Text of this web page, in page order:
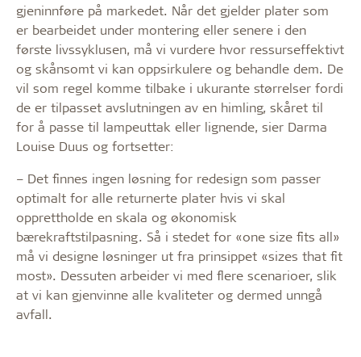
gjeninnføre på markedet. Når det gjelder plater som
er bearbeidet under montering eller senere i den
første livssyklusen, må vi vurdere hvor ressurseffektivt
og skånsomt vi kan oppsirkulere og behandle dem. De
vil som regel komme tilbake i ukurante størrelser fordi
de er tilpasset avslutningen av en himling, skåret til
for å passe til lampeuttak eller lignende, sier Darma
Louise Duus og fortsetter:
– Det finnes ingen løsning for redesign som passer
optimalt for alle returnerte plater hvis vi skal
opprettholde en skala og økonomisk
bærekraftstilpasning. Så i stedet for «one size fits all»
må vi designe løsninger ut fra prinsippet «sizes that fit
most». Dessuten arbeider vi med flere scenarioer, slik
at vi kan gjenvinne alle kvaliteter og dermed unngå
avfall.